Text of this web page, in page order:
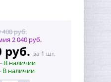
400 руб.
2 040 руб.
руб. за 1 шт.
В наличии
В наличии